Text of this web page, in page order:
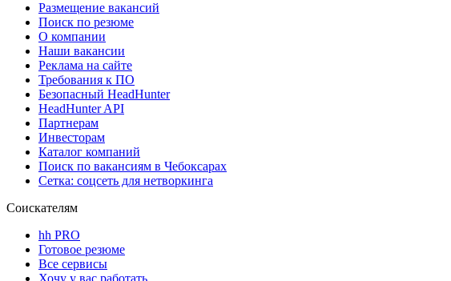
Размещение вакансий
Поиск по резюме
О компании
Наши вакансии
Реклама на сайте
Требования к ПО
Безопасный HeadHunter
HeadHunter API
Партнерам
Инвесторам
Каталог компаний
Поиск по вакансиям в Чебоксарах
Сетка: соцсеть для нетворкинга
Соискателям
hh PRO
Готовое резюме
Все сервисы